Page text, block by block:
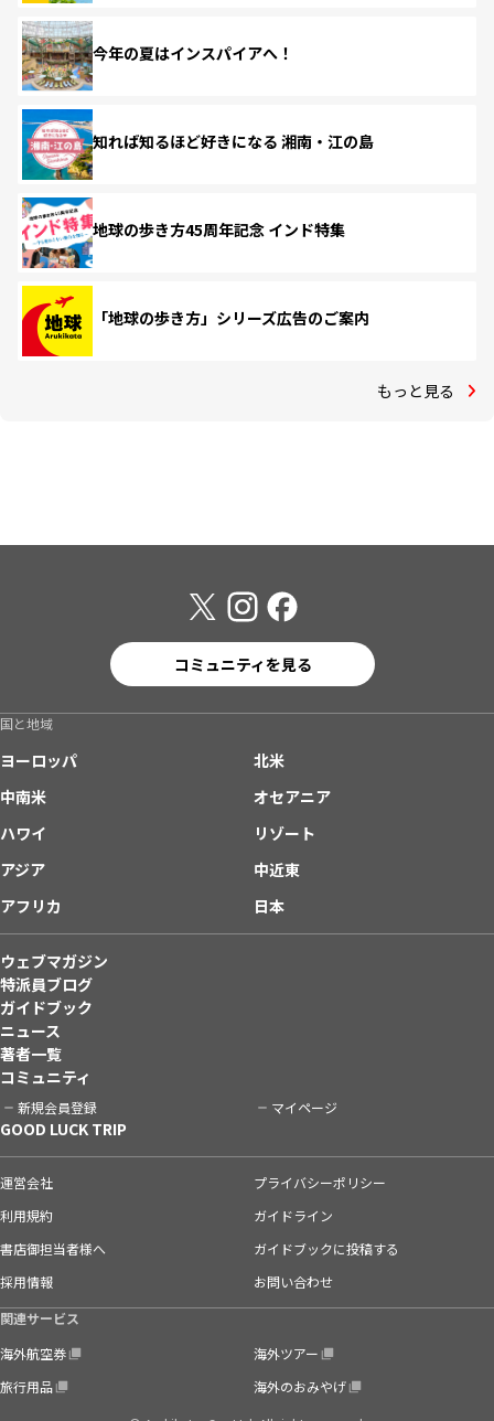
今年の夏はインスパイアへ！
知れば知るほど好きになる 湘南・江の島
地球の歩き方45周年記念 インド特集
「地球の歩き方」シリーズ広告のご案内
もっと見る
コミュニティを見る
国と地域
ヨーロッパ
北米
中南米
オセアニア
ハワイ
リゾート
アジア
中近東
アフリカ
日本
ウェブマガジン
特派員ブログ
ガイドブック
ニュース
著者一覧
コミュニティ
新規会員登録 マイページ
GOOD LUCK TRIP
運営会社
プライバシーポリシー
利用規約
ガイドライン
書店御担当者様へ
ガイドブックに投稿する
採用情報
お問い合わせ
関連サービス
海外航空券
海外ツアー
旅行用品
海外のおみやげ